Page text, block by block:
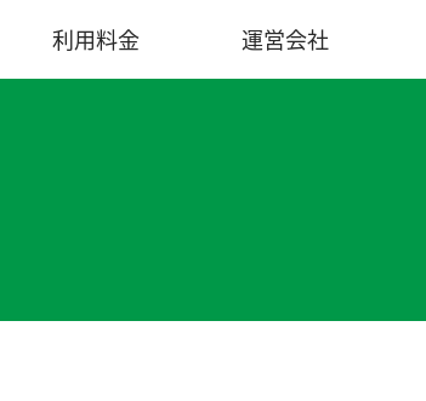
利用料金 運営会社